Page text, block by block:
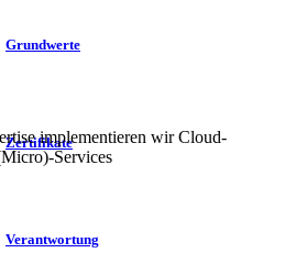
Grundwerte
Zertifikate
Verantwortung
implementieren wir Cloud-
Services